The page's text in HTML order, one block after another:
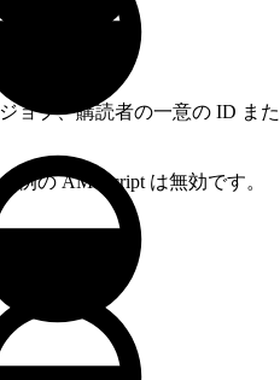
ブ、購読者の一意の ID ま
の AMPscript は無効です。